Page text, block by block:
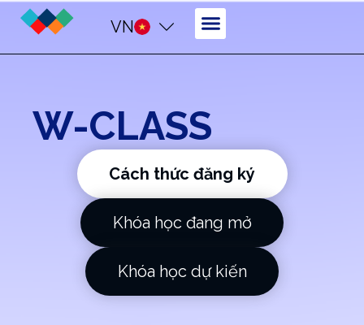
VN
W-CLASS
Cách thức đăng ký
Khóa học đang mở
Khóa học dự kiến